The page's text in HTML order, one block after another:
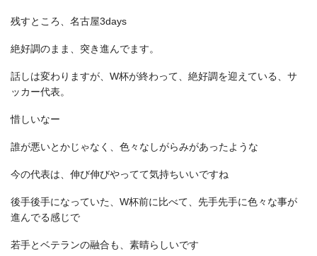
残すところ、名古屋3days
絶好調のまま、突き進んでます。
話しは変わりますが、W杯が終わって、絶好調を迎えている、サ
ッカー代表。
惜しいなー
誰が悪いとかじゃなく、色々なしがらみがあったような
今の代表は、伸び伸びやってて気持ちいいですね
後手後手になっていた、W杯前に比べて、先手先手に色々な事が
進んでる感じで
若手とベテランの融合も、素晴らしいです